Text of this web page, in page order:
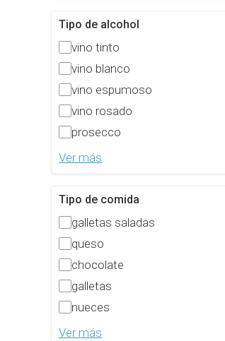
Tipo de alcohol
vino tinto
vino blanco
vino espumoso
vino rosado
prosecco
Ver más
Tipo de comida
galletas saladas
queso
chocolate
galletas
nueces
Ver más